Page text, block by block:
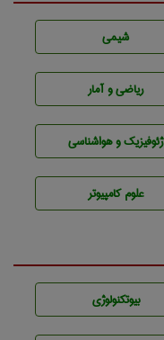
شيمی
ریاضی و آمار
ژئوفيزيك و هواشناسی
علوم کامپیوتر
بيوتكنولوژی